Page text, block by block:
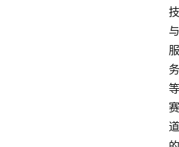
技
与
服
务
等
赛
道